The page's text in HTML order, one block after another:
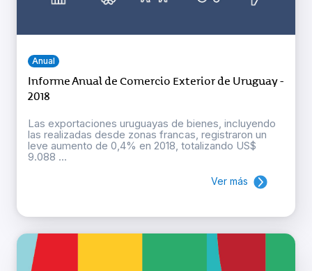
Anual
Informe Anual de Comercio Exterior de Uruguay -
2018
Las exportaciones uruguayas de bienes, incluyendo
las realizadas desde zonas francas, registraron un
leve aumento de 0,4% en 2018, totalizando US$
9.088 ...
Ver más